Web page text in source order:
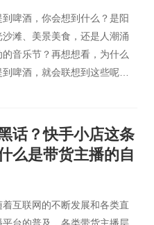
到啤酒，你会想到什么？是阳
沙滩、美景美食，还是人潮涌
的音乐节？再想想看，为什么
到啤酒，就会联想到这些呢？
都变成了买啤酒的套路，但是
仅只有在这些充满开心和欢乐
地方才需要啤酒吗？
话？快手小店这条
么是带货主播的自
着互联网的不断发展和各类直